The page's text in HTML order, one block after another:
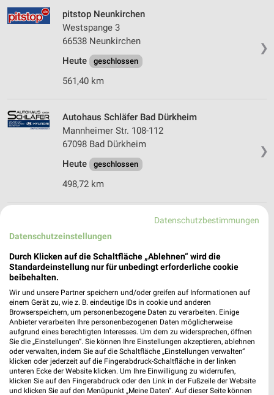
❯
pitstop Neunkirchen
Westspange 3
66538 Neunkirchen
Heute
geschlossen
561,40 km
❯
Autohaus Schläfer Bad Dürkheim
Mannheimer Str. 108-112
67098 Bad Dürkheim
Heute
geschlossen
498,72 km
Rittersbacher-Gruppe Grünstadt
Kirchheimer Str. 59
Heute geschlossen
492,03 km
A.T.U Grünstadt
Kirchheimer Straße 102
67269 Grünstadt
Heute geschlossen
492,06 km
Datenschutzbestimmungen
Datenschutzeinstellungen
Durch Klicken auf die Schaltfläche „Ablehnen“ wird die
Standardeinstellung nur für unbedingt erforderliche cookie
beibehalten.
Wir und unsere Partner speichern und/oder greifen auf Informationen auf
einem Gerät zu, wie z. B. eindeutige IDs in cookie und anderen
Browserspeichern, um personenbezogene Daten zu verarbeiten. Einige
Anbieter verarbeiten Ihre personenbezogenen Daten möglicherweise
aufgrund eines berechtigten Interesses. Um dem zu widersprechen, öffnen
Sie die „Einstellungen“. Sie können Ihre Einstellungen akzeptieren, ablehnen
oder verwalten, indem Sie auf die Schaltfläche „Einstellungen verwalten“
klicken oder jederzeit auf die Fingerabdruck-Schaltfläche in der linken
unteren Ecke der Website klicken. Um Ihre Einwilligung zu widerrufen,
klicken Sie auf den Fingerabdruck oder den Link in der Fußzeile der Website
und klicken Sie auf den Menüpunkt „Meine Daten“. Auf dieser Seite können